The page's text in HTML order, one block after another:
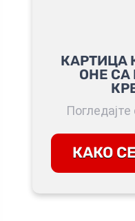
КАРТИЦА
ОНЕ СА
Погледајте
КАКО